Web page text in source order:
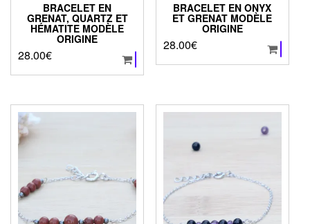
BRACELET EN
GRENAT, QUARTZ ET
HÉMATITE MODÈLE
ORIGINE
28.00€
BRACELET EN ONYX
ET GRENAT MODÈLE
ORIGINE
28.00€